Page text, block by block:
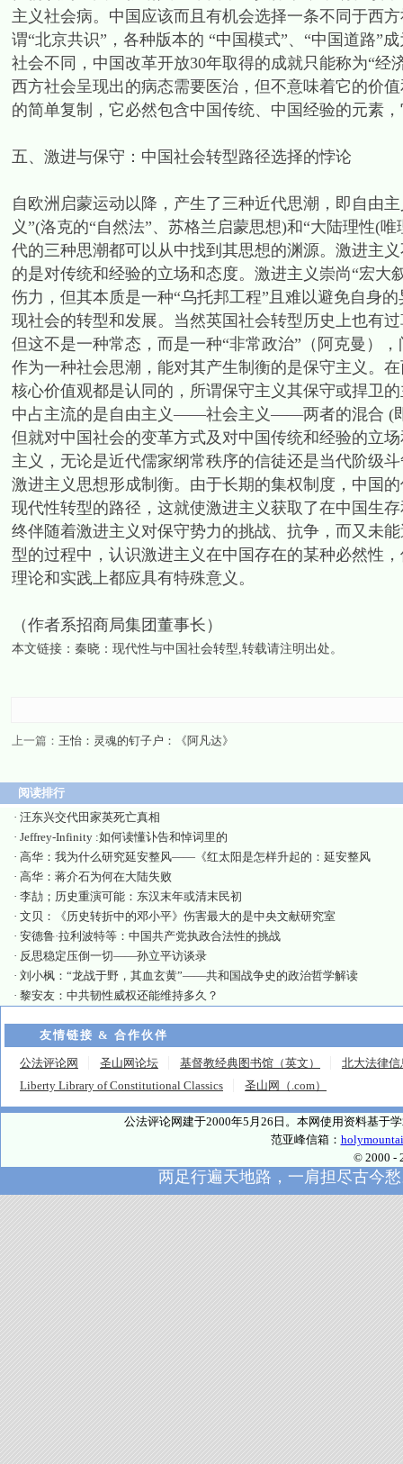
主义社会病。中国应该而且有机会选择一条不同于西
谓“北京共识”，各种版本的 “中国模式”、“中国道路”
社会不同，中国改革开放30年取得的成就只能称为“经
西方社会呈现出的病态需要医治，但不意味着它的价
的简单复制，它必然包含中国传统、中国经验的元素
五、激进与保守：中国社会转型路径选择的悖论
自欧洲启蒙运动以降，产生了三种近代思潮，即自由
义”(洛克的“自然法”、苏格兰启蒙思想)和“大陆理性(
代的三种思潮都可以从中找到其思想的渊源。激进主
的是对传统和经验的立场和态度。激进主义崇尚“宏
伤力，但其本质是一种“乌托邦工程”且难以避免自身
现社会的转型和发展。当然英国社会转型历史上也有
但这不是一种常态，而是一种“非常政治”（阿克曼）
作为一种社会思潮，能对其产生制衡的是保守主义。
核心价值观都是认同的，所谓保守主义其保守或捍卫
中占主流的是自由主义——社会主义——两者的混合 (
但就对中国社会的变革方式及对中国传统和经验的立
主义，无论是近代儒家纲常秩序的信徒还是当代阶级
激进主义思想形成制衡。由于长期的集权制度，中国
现代性转型的路径，这就使激进主义获取了在中国生
终伴随着激进主义对保守势力的挑战、抗争，而又未
型的过程中，认识激进主义在中国存在的某种必然性
理论和实践上都应具有特殊意义。
（作者系招商局集团董事长）
本文链接： 秦晓：现代性与中国社会转型,转载请注明出处。
上一篇： 王怡：灵魂的钉子户：《阿凡达》
阅读排行
· 汪东兴交代田家英死亡真相
· Jeffrey-Infinity :如何读懂讣告和悼词里的
· 高华：我为什么研究延安整风——《红太阳是怎样升起的：延安整风
· 高华：蒋介石为何在大陆失败
· 李劼；历史重演可能：东汉末年或清末民初
· 文贝：《历史转折中的邓小平》伤害最大的是中央文献研究室
· 安德鲁·拉利波特等：中国共产党执政合法性的挑战
· 反思稳定压倒一切——孙立平访谈录
· 刘小枫：“龙战于野，其血玄黄”——共和国战争史的政治哲学解读
· 黎安友：中共韧性威权还能维持多久？
友情链接 & 合作伙伴
公法评论网 圣山网论坛 基督教经典图书馆（英文）
北大法律信
Liberty Library of Constitutional Classics
圣山网（.com）
公法评论网建于2000年5月26日。本网使用资料基于
范亚峰信箱：
© 2000 -
两足行遍天地路，一肩担尽古今